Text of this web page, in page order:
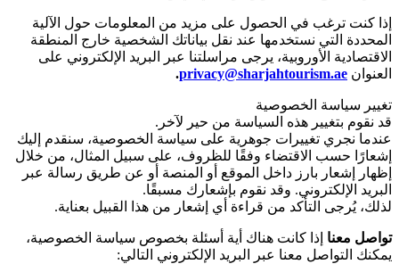
إذا كنت ترغب في الحصول على مزيد من المعلومات حول الآلية
المحددة التي نستخدمها عند نقل بياناتك الشخصية خارج المنطقة
الاقتصادية الأوروبية، يرجى مراسلتنا عبر البريد الإلكتروني على
العنوان privacy@sharjahtourism.ae
.
تغيير سياسة الخصوصية
قد نقوم بتغيير هذه السياسة من حير لآخر.
عندما نجري تغييرات جوهرية على سياسة الخصوصية، سنقدم إليك
إشعارًا حسب الاقتضاء وفقًا للظروف، على سبيل المثال، من خلال
إظهار إشعار بارز داخل الموقع أو المنصة أو عن طريق رسالة عبر
البريد الإلكتروني. وقد نقوم بإشعارك مسبقًا.
لذلك، يُرجى التأكد من قراءة أي إشعار من هذا القبيل بعناية.
تواصل معنا إذا كانت هناك أية أسئلة بخصوص سياسة الخصوصية،
يمكنك التواصل معنا عبر البريد الإلكتروني التالي: